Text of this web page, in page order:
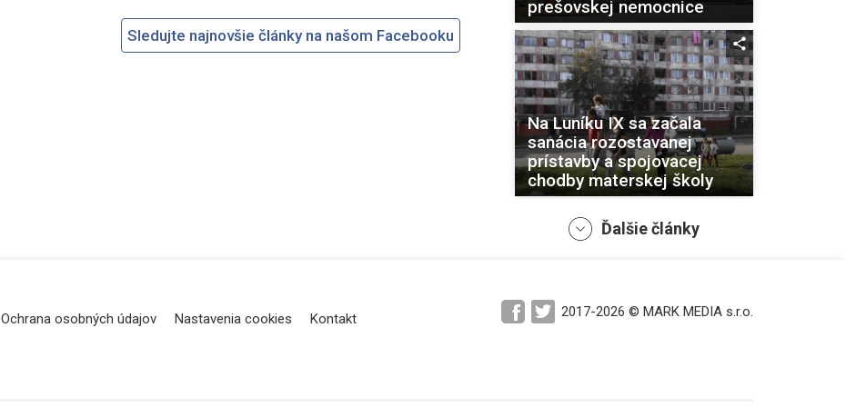
Sledujte najnovšie články na našom Facebooku
prešovskej nemocnice
Na Luníku IX sa začala
sanácia rozostavanej
prístavby a spojovacej
chodby materskej školy
krízového riadenia a
civilnej ochrany prináša
Ďalšie články
Ochrana osobných údajov Nastavenia cookies
Kontakt
2017-2026 © MARK MEDIA s.r.o.